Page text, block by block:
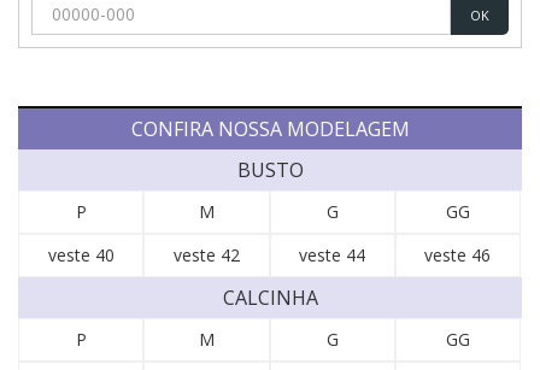
OK
CONFIRA NOSSA MODELAGEM
BUSTO
P M G
GG
veste 40
veste 42 veste 44 veste 46
CALCINHA
P M G
GG